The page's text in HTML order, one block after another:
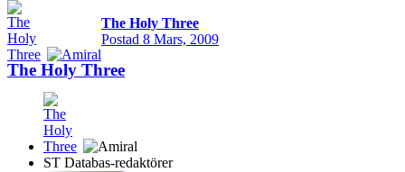
The Holy Three
Postad 8 Mars, 2009
The Holy Three
ST Databas-redaktörer